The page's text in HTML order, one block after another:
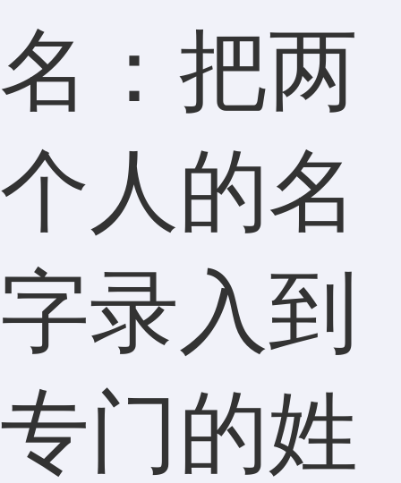
名：把两
个人的名
字录入到
专门的姓